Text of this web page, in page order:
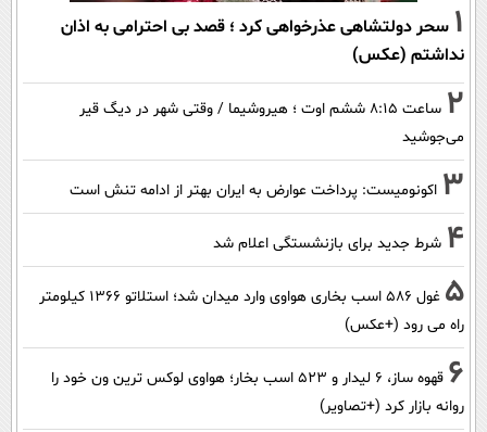
1 سحر دولتشاهی عذرخواهی کرد ؛ قصد بی احترامی به اذان
نداشتم (عکس)
2
ساعت ۸:۱۵ ششم اوت ؛ هیروشیما / وقتی شهر در دیگ قیر
می‌جوشید
3 اکونومیست: پرداخت عوارض به ایران بهتر از ادامه تنش است
4 شرط جدید برای بازنشستگی اعلام شد
5
غول 586 اسب بخاری هواوی وارد میدان شد؛ استلاتو 1366 کیلومتر
راه می رود (+عکس)
6
قهوه ساز، 6 لیدار و 523 اسب بخار؛ هواوی لوکس ترین ون خود را
روانه بازار کرد (+تصاویر)